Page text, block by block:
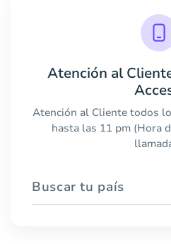
Atención al
Atención al Cliente todos
hasta las 11 pm (Hora
Buscar tu país